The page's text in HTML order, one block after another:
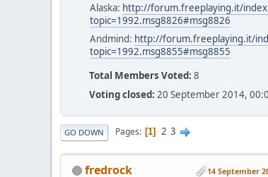
Alaska: http://forum.freeplaying.it/
topic=1992.msg8826#msg8826
Andmind: http://forum.freeplaying.it/
topic=1992.msg8855#msg8855
Total Members Voted: 8
Voting closed: 20 September 2014,
GO DOWN Pages 1 2 3
fredrock 14 September